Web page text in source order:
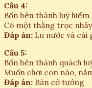
Câu 4:
Bốn bên thành luỹ hiểm
Có một thằng trọc
Đáp án: Lu nước và cái
Câu 5:
Bốn bên thành quách
Muốn chơi con nào,
Đáp án: Bàn cờ tướng